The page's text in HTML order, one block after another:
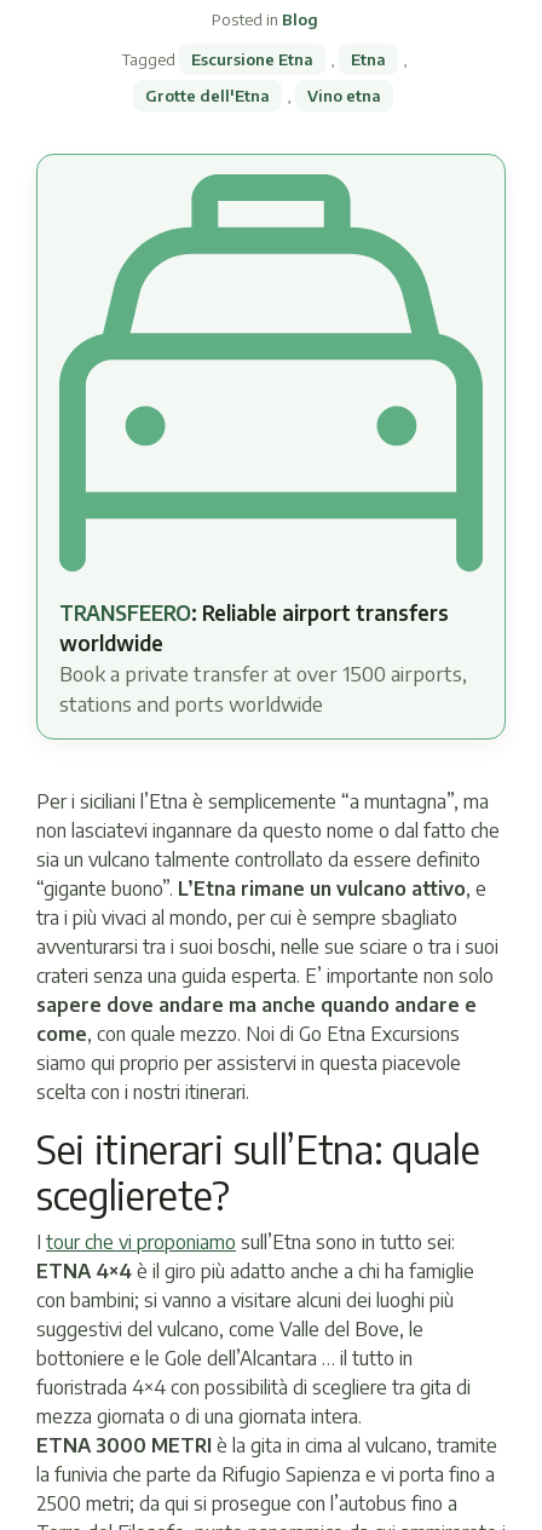
Posted in Blog
Tagged Escursione Etna Etna
Grotte dell'Etna
Vino etna
TRANSFEERO: Reliable airport transfers
worldwide
Book a private transfer at over 1500 airports,
stations and ports worldwide
Per i siciliani l’Etna è semplicemente “a muntagna”, ma
non lasciatevi ingannare da questo nome o dal fatto che
sia un vulcano talmente controllato da essere definito
“gigante buono”. L’Etna rimane un vulcano attivo, e
tra i più vivaci al mondo, per cui è sempre sbagliato
avventurarsi tra i suoi boschi, nelle sue sciare o tra i suoi
crateri senza una guida esperta. E’ importante non solo
sapere dove andare ma anche quando andare e
come, con quale mezzo. Noi di Go Etna Excursions
siamo qui proprio per assistervi in questa piacevole
scelta con i nostri itinerari.
Sei itinerari sull’Etna: quale
sceglierete?
I tour che vi proponiamo sull’Etna sono in tutto sei:
ETNA 4×4 è il giro più adatto anche a chi ha famiglie
con bambini; si vanno a visitare alcuni dei luoghi più
suggestivi del vulcano, come Valle del Bove, le
bottoniere e le Gole dell’Alcantara … il tutto in
fuoristrada 4×4 con possibilità di scegliere tra gita di
mezza giornata o di una giornata intera.
ETNA 3000 METRI è la gita in cima al vulcano, tramite
la funivia che parte da Rifugio Sapienza e vi porta fino a
2500 metri; da qui si prosegue con l’autobus fino a